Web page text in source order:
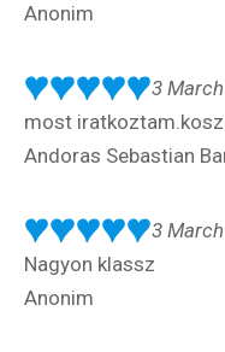
Anonim
3
most
Andoras Sebastian
3
Nagyon klassz
Anonim